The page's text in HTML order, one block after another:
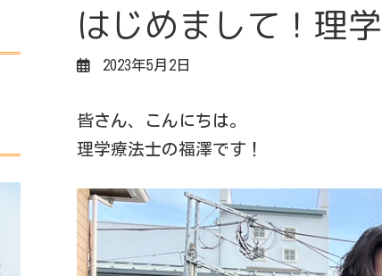
はじめまして！理
2023年5月2日
皆さん、こんにちは。
理学療法士の福澤です！